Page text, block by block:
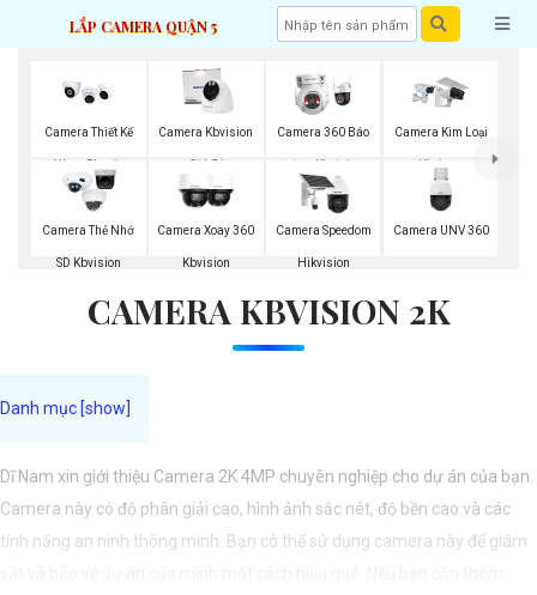
LẮP CAMERA QUẬN 5
Camera Thiết Kế
Nhựa Plastic
Kbvision
Camera Kbvision
Giá Rẻ
Camera 360 Báo
Động Kbvision
Camera Kim Loại
Kbvison
Camera Thẻ Nhớ
SD Kbvision
Camera Xoay 360
Kbvision
Camera Speedom
Hikvision
Camera UNV 360
CAMERA KBVISION 2K
Dĩ Nam xin giới thiệu Camera 2K 4MP chuyên nghiệp cho dự án của bạn.
Camera này có độ phân giải cao, hình ảnh sắc nét, độ bền cao và các
tính năng an ninh thông minh. Bạn có thể sử dụng camera này để giám